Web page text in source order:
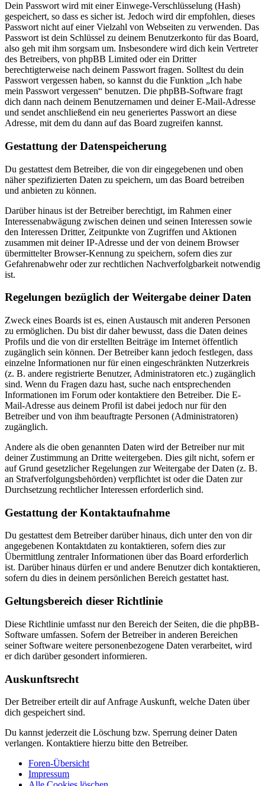
Dein Passwort wird mit einer Einwege-Verschlüsselung (Hash)
gespeichert, so dass es sicher ist. Jedoch wird dir empfohlen, dieses
Passwort nicht auf einer Vielzahl von Webseiten zu verwenden. Das
Passwort ist dein Schlüssel zu deinem Benutzerkonto für das Board,
also geh mit ihm sorgsam um. Insbesondere wird dich kein Vertreter
des Betreibers, von phpBB Limited oder ein Dritter
berechtigterweise nach deinem Passwort fragen. Solltest du dein
Passwort vergessen haben, so kannst du die Funktion „Ich habe
mein Passwort vergessen“ benutzen. Die phpBB-Software fragt
dich dann nach deinem Benutzernamen und deiner E-Mail-Adresse
und sendet anschließend ein neu generiertes Passwort an diese
Adresse, mit dem du dann auf das Board zugreifen kannst.
Gestattung der Datenspeicherung
Du gestattest dem Betreiber, die von dir eingegebenen und oben
näher spezifizierten Daten zu speichern, um das Board betreiben
und anbieten zu können.
Darüber hinaus ist der Betreiber berechtigt, im Rahmen einer
Interessenabwägung zwischen deinen und seinen Interessen sowie
den Interessen Dritter, Zeitpunkte von Zugriffen und Aktionen
zusammen mit deiner IP-Adresse und der von deinem Browser
übermittelter Browser-Kennung zu speichern, sofern dies zur
Gefahrenabwehr oder zur rechtlichen Nachverfolgbarkeit notwendig
ist.
Regelungen bezüglich der Weitergabe deiner Daten
Zweck eines Boards ist es, einen Austausch mit anderen Personen
zu ermöglichen. Du bist dir daher bewusst, dass die Daten deines
Profils und die von dir erstellten Beiträge im Internet öffentlich
zugänglich sein können. Der Betreiber kann jedoch festlegen, dass
einzelne Informationen nur für einen eingeschränkten Nutzerkreis
(z. B. andere registrierte Benutzer, Administratoren etc.) zugänglich
sind. Wenn du Fragen dazu hast, suche nach entsprechenden
Informationen im Forum oder kontaktiere den Betreiber. Die E-
Mail-Adresse aus deinem Profil ist dabei jedoch nur für den
Betreiber und von ihm beauftragte Personen (Administratoren)
zugänglich.
Andere als die oben genannten Daten wird der Betreiber nur mit
deiner Zustimmung an Dritte weitergeben. Dies gilt nicht, sofern er
auf Grund gesetzlicher Regelungen zur Weitergabe der Daten (z. B.
an Strafverfolgungsbehörden) verpflichtet ist oder die Daten zur
Durchsetzung rechtlicher Interessen erforderlich sind.
Gestattung der Kontaktaufnahme
Du gestattest dem Betreiber darüber hinaus, dich unter den von dir
angegebenen Kontaktdaten zu kontaktieren, sofern dies zur
Übermittlung zentraler Informationen über das Board erforderlich
ist. Darüber hinaus dürfen er und andere Benutzer dich kontaktieren,
sofern du dies in deinem persönlichen Bereich gestattet hast.
Geltungsbereich dieser Richtlinie
Diese Richtlinie umfasst nur den Bereich der Seiten, die die phpBB-
Software umfassen. Sofern der Betreiber in anderen Bereichen
seiner Software weitere personenbezogene Daten verarbeitet, wird
er dich darüber gesondert informieren.
Auskunftsrecht
Der Betreiber erteilt dir auf Anfrage Auskunft, welche Daten über
dich gespeichert sind.
Du kannst jederzeit die Löschung bzw. Sperrung deiner Daten
verlangen. Kontaktiere hierzu bitte den Betreiber.
Foren-Übersicht
Impressum